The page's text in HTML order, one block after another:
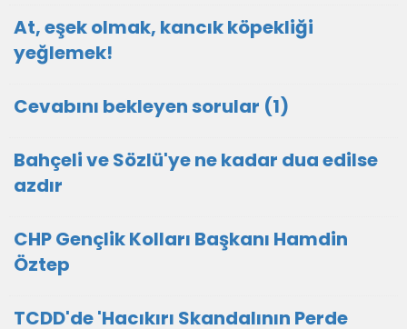
At, eşek olmak, kancık köpekliği
yeğlemek!
Cevabını bekleyen sorular (1)
Bahçeli ve Sözlü'ye ne kadar dua edilse
azdır
CHP Gençlik Kolları Başkanı Hamdin
Öztep
TCDD'de 'Hacıkırı Skandalının Perde